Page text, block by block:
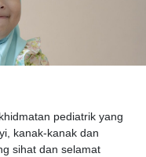
pediatrik yang
kanak-kanak dan
sihat dan selamat